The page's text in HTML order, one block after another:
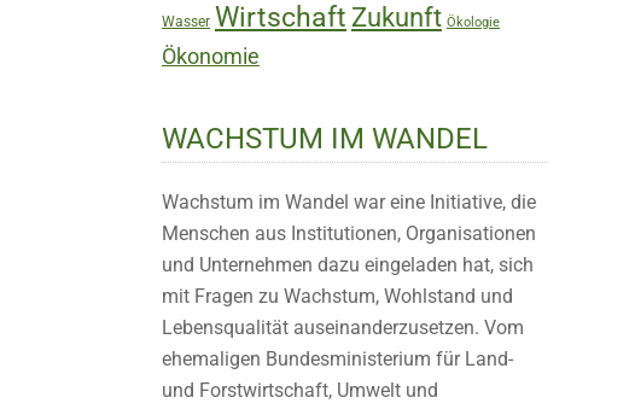
Wasser Wirtschaft Zukunft Ökologie
Ökonomie
WACHSTUM IM WANDEL
Wachstum im Wandel war eine Initiative, die
Menschen aus Institutionen, Organisationen
und Unternehmen dazu eingeladen hat, sich
mit Fragen zu Wachstum, Wohlstand und
Lebensqualität auseinanderzusetzen. Vom
ehemaligen Bundesministerium für Land-
und Forstwirtschaft, Umwelt und